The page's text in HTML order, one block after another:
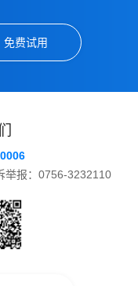
免费试用
举报：0756-3232110